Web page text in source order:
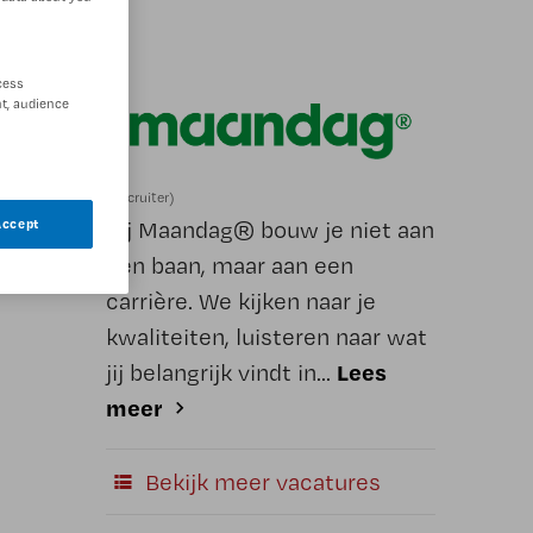
(Recruiter)
Bij Maandag® bouw je niet aan
een baan, maar aan een
carrière. We kijken naar je
kwaliteiten, luisteren naar wat
jij belangrijk vindt in... Lees
meer
Bekijk meer vacatures
audience